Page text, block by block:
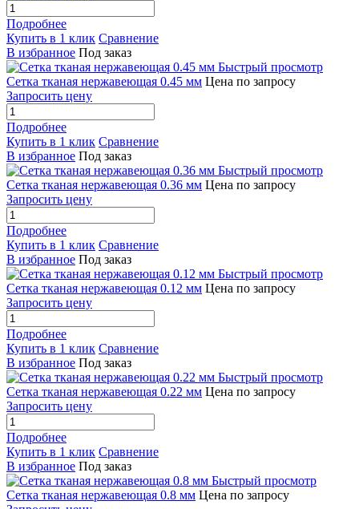
Подробнее
Купить в 1 клик Сравнение
В избранное Под заказ
Быстрый просмотр
Сетка тканая нержавеющая 0.45 мм Цена по запросу
Запросить цену
Подробнее
Купить в 1 клик Сравнение
В избранное Под заказ
Быстрый просмотр
Сетка тканая нержавеющая 0.36 мм Цена по запросу
Запросить цену
Подробнее
Купить в 1 клик Сравнение
В избранное Под заказ
Быстрый просмотр
Сетка тканая нержавеющая 0.12 мм Цена по запросу
Запросить цену
Подробнее
Купить в 1 клик Сравнение
В избранное Под заказ
Быстрый просмотр
Сетка тканая нержавеющая 0.22 мм Цена по запросу
Запросить цену
Подробнее
Купить в 1 клик Сравнение
В избранное Под заказ
Быстрый просмотр
Сетка тканая нержавеющая 0.8 мм Цена по запросу